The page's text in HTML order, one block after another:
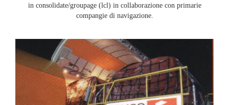
in consolidate/groupage (lcl) in collaborazione con primarie
compangie di navigazione.